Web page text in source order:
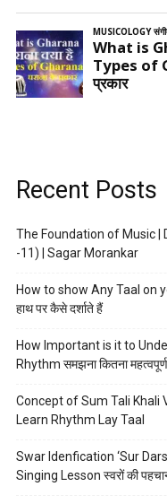
Recent Posts
The Foundation of Music |
-11) | Sagar Morankar
How to show Any Taal on
हाथ पर कैसे दर्शाते हैं
How Important is it to
Rhythm समझना कितना
Concept of Sum Tali Khali
Learn Rhythm Lay Taal
Swar Idenfication ‘Sur
Singing Lesson स्वरों की पहचान